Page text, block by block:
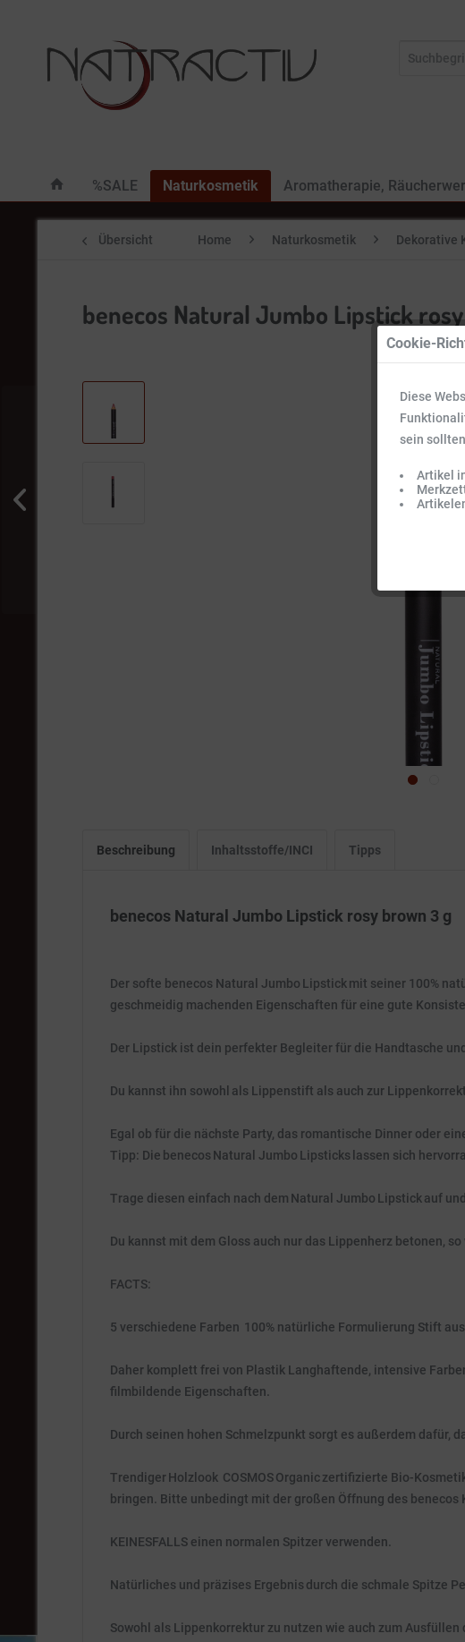
%SALE Naturkosmetik Aromatherapie,
Übersicht Home Naturkosmetik Dekorative
benecos Natural Jumbo Lipstick
Beschreibung Inhaltsstoffe/INCI Tipps
benecos Natural Jumbo Lipstick rosy brown 3 g
Der softe benecos Natural Jumbo Lipstick mit seiner 100%
geschmeidig machenden Eigenschaften für eine gute
Der Lipstick ist dein perfekter Begleiter für die Handtasche
Du kannst ihn sowohl als Lippenstift als auch zur
Egal ob für die nächste Party, das romantische Dinner oder
Tipp: Die benecos Natural Jumbo Lipsticks lassen sich
Trage diesen einfach nach dem Natural Jumbo Lipstick auf
Du kannst mit dem Gloss auch nur das Lippenherz betonen,
FACTS:
5 verschiedene Farben 100% natürliche Formulierung Stift
Daher komplett frei von Plastik Langhaftende, intensive
filmbildende Eigenschaften.
Durch seinen hohen Schmelzpunkt sorgt es außerdem dafür,
Trendiger Holzlook COSMOS Organic zertifizierte Bio-
bringen. Bitte unbedingt mit der großen Öffnung des
KEINESFALLS einen normalen Spitzer verwenden.
Natürliches und präzises Ergebnis durch die schmale Spitze
Sowohl als Lippenkorrektur zu nutzen wie auch zum Ausfüllen
Cookie-
Diese
sein
Artikel